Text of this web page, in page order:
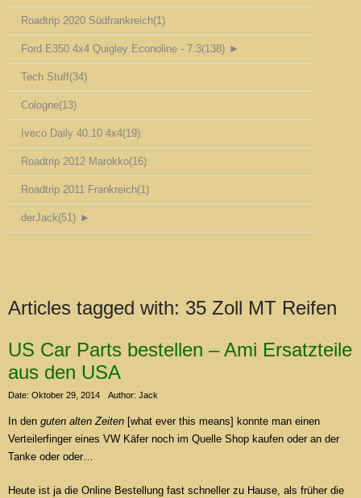
Roadtrip 2020 Südfrankreich(1)
Ford E350 4x4 Quigley Econoline - 7.3(138) ►
Tech Stuff(34)
Cologne(13)
Iveco Daily 40.10 4x4(19)
Roadtrip 2012 Marokko(16)
Roadtrip 2011 Frankreich(1)
derJack(51) ►
Articles tagged with: 35 Zoll MT Reifen
US Car Parts bestellen – Ami Ersatzteile
aus den USA
Date: Oktober 29, 2014 Author: Jack
In den guten alten Zeiten [what ever this means] konnte man einen
Verteilerfinger eines VW Käfer noch im Quelle Shop kaufen oder an der
Tanke oder oder…
Heute ist ja die Online Bestellung fast schneller zu Hause, als früher die